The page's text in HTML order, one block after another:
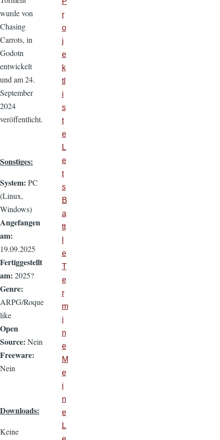
wurde von
Chasing
Carrots, in
Godotn
entwickelt
und am 24.
September
2024
veröffentlicht.
Sonstiges:
System: PC
(Linux,
Windows)
Angefangen
am:
19.09.2025
Fertiggestellt
am: 2025?
Genre:
ARPG/Roque
like
Open
Source: Nein
Freeware:
Nein
Downloads:
Keine
r
o
j
e
k
tl
i
s
t
e
L
e
t
s
B
a
tt
e
T
e
r
m
i
n
e
M
e
i
n
e
L